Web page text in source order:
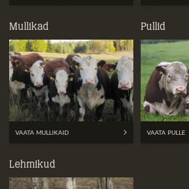
Mullikad
VAATA MULLIKAID
Pullid
VAATA PULLE
Lehmikud